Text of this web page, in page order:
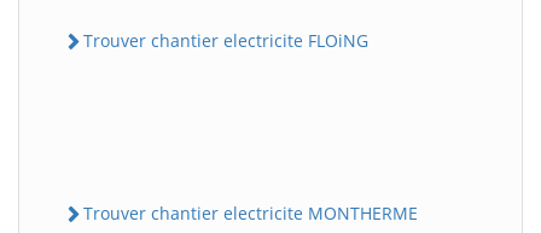
Trouver chantier electricite FLOiNG
Trouver chantier electricite MONTHERME